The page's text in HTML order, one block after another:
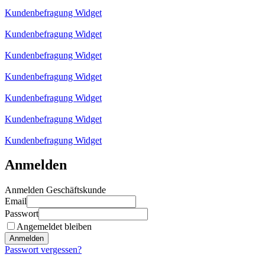
Kundenbefragung Widget
Kundenbefragung Widget
Kundenbefragung Widget
Kundenbefragung Widget
Kundenbefragung Widget
Kundenbefragung Widget
Kundenbefragung Widget
Anmelden
Anmelden Geschäftskunde
Email
Passwort
Angemeldet bleiben
Anmelden
Passwort vergessen?